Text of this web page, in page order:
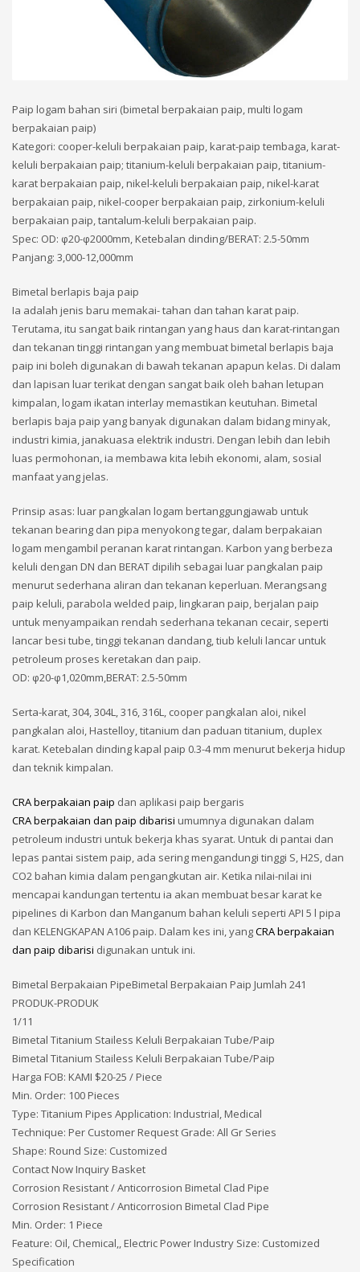
Paip logam bahan siri (bimetal berpakaian paip, multi logam
berpakaian paip)
Kategori: cooper-keluli berpakaian paip, karat-paip tembaga, karat-
keluli berpakaian paip; titanium-keluli berpakaian paip, titanium-
karat berpakaian paip, nikel-keluli berpakaian paip, nikel-karat
berpakaian paip, nikel-cooper berpakaian paip, zirkonium-keluli
berpakaian paip, tantalum-keluli berpakaian paip.
Spec: OD: φ20-φ2000mm, Ketebalan dinding/BERAT: 2.5-50mm
Panjang: 3,000-12,000mm
Bimetal berlapis baja paip
Ia adalah jenis baru memakai- tahan dan tahan karat paip.
Terutama, itu sangat baik rintangan yang haus dan karat-rintangan
dan tekanan tinggi rintangan yang membuat bimetal berlapis baja
paip ini boleh digunakan di bawah tekanan apapun kelas. Di dalam
dan lapisan luar terikat dengan sangat baik oleh bahan letupan
kimpalan, logam ikatan interlay memastikan keutuhan. Bimetal
berlapis baja paip yang banyak digunakan dalam bidang minyak,
industri kimia, janakuasa elektrik industri. Dengan lebih dan lebih
luas permohonan, ia membawa kita lebih ekonomi, alam, sosial
manfaat yang jelas.
Prinsip asas: luar pangkalan logam bertanggungjawab untuk
tekanan bearing dan pipa menyokong tegar, dalam berpakaian
logam mengambil peranan karat rintangan. Karbon yang berbeza
keluli dengan DN dan BERAT dipilih sebagai luar pangkalan paip
menurut sederhana aliran dan tekanan keperluan. Merangsang
paip keluli, parabola welded paip, lingkaran paip, berjalan paip
untuk menyampaikan rendah sederhana tekanan cecair, seperti
lancar besi tube, tinggi tekanan dandang, tiub keluli lancar untuk
petroleum proses keretakan dan paip.
OD: φ20-φ1,020mm,BERAT: 2.5-50mm
Serta-karat, 304, 304L, 316, 316L, cooper pangkalan aloi, nikel
pangkalan aloi, Hastelloy, titanium dan paduan titanium, duplex
karat. Ketebalan dinding kapal paip 0.3-4 mm menurut bekerja hidup
dan teknik kimpalan.
CRA berpakaian paip dan aplikasi paip bergaris
CRA berpakaian dan paip dibarisi umumnya digunakan dalam
petroleum industri untuk bekerja khas syarat. Untuk di pantai dan
lepas pantai sistem paip, ada sering mengandungi tinggi S, H2S, dan
CO2 bahan kimia dalam pengangkutan air. Ketika nilai-nilai ini
mencapai kandungan tertentu ia akan membuat besar karat ke
pipelines di Karbon dan Manganum bahan keluli seperti API 5 l pipa
dan KELENGKAPAN A106 paip. Dalam kes ini, yangCRA berpakaian
dan paip dibarisi digunakan untuk ini.
Bimetal Berpakaian PipeBimetal Berpakaian Paip Jumlah 241
PRODUK-PRODUK
1/11
Bimetal Titanium Stailess Keluli Berpakaian Tube/Paip
Bimetal Titanium Stailess Keluli Berpakaian Tube/Paip
Harga FOB: KAMI $20-25 / Piece
Min. Order: 100 Pieces
Type: Titanium Pipes Application: Industrial, Medical
Technique: Per Customer Request Grade: All Gr Series
Shape: Round Size: Customized
Contact Now Inquiry Basket
Corrosion Resistant / Anticorrosion Bimetal Clad Pipe
Corrosion Resistant / Anticorrosion Bimetal Clad Pipe
Min. Order: 1 Piece
Feature: Oil, Chemical,, Electric Power Industry Size: Customized
Specification